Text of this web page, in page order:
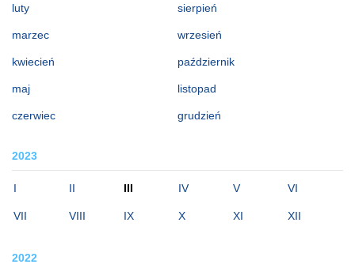
luty
marzec
kwiecień
maj
czerwiec
sierpień
wrzesień
październik
listopad
grudzień
2023
I II III IV V VI
VII VIII IX X XI XII
2022